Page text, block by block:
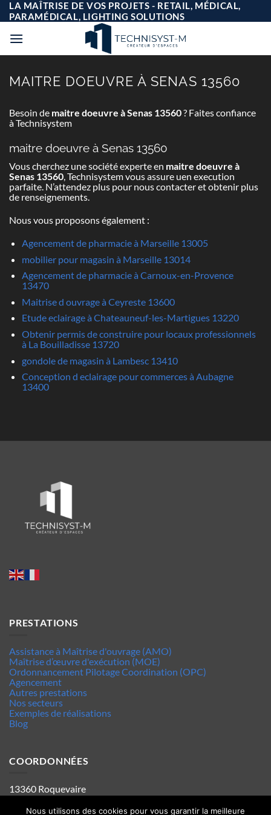
Passer
au
contenu
LA MAÎTRISE DE VOS PROJETS - RETAIL, MÉDICAL,
PARAMÉDICAL, LIGHTING SOLUTIONS
MAITRE DOEUVRE À SENAS 13560
Besoin de maitre doeuvre à Senas 13560? Faites confiance
à Technisystem
maitre doeuvre à Senas 13560
Vous cherchez une société experte en maitre doeuvre à
Senas 13560, Technisystem vous assure uen execution
parfaite. N’attendez plus pour nous contacter et obtenir plus
de renseignements.
Nous vous proposons également :
Agencement de pharmacie à Marseille 13005
mobilier pour magasin à Marseille 13014
Agencement de pharmacie à Carnoux-en-Provence
13470
Maitrise d ouvrage à Ceyreste 13600
Etude eclairage à Chateauneuf-les-Martigues 13220
Obtenir permis de construire pour locaux professionnels
à La Bouilladisse 13720
gondole de magasin à Lambesc 13410
Conception d eclairage pour commerces à Aubagne
13400
PRESTATIONS
Assistance à Maîtrise d'ouvrage (AMO)
Maîtrise d’œuvre d'exécution (MOE)
Ordonnancement Pilotage Coordination (OPC)
Agencement
Autres prestations
Nos secteurs
Exemples de réalisations
Blog
COORDONNÉES
13360 Roquevaire
Tel : 06.63.70.62.44
Mentions legales
Nous utilisons des cookies pour vous garantir la meilleure